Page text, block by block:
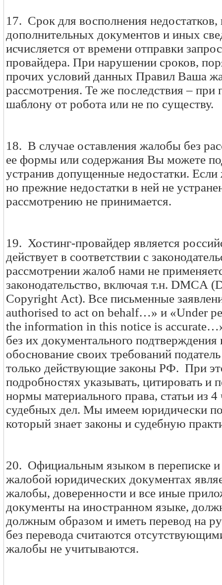
17. Срок для восполнения недостатков,
дополнительных документов и иных
исчисляется от времени отправки
провайдера. При нарушении сроков,
прочих условий данных Правил Ваша
рассмотрения. Те же последствия – при
шаблону от робота или не по существу.
18. В случае оставления жалобы без
ее формы или содержания Вы можете
устранив допущенные недостатки.
но прежние недостатки в ней не
рассмотрению не принимается.
19. Хостинг-провайдер является
действует в соответствии с
рассмотрении жалоб нами не
законодательство, включая т.н. DMCA
Copyright Act). Все письменные
authorised to act on behalf…» и «Under
the information in this notice is
без их документального
обоснование своих требований
только действующие законы РФ. При
подробностях указывать, цитировать и
нормы материального права, статьи из
судебных дел. Мы имеем юридически
который знает законы и судебную
20. Официальным языком в переписке и
жалобой юридических документах
жалобы, доверенности и все иные
документы на иностранном языке,
должным образом и иметь перевод на
без перевода считаются
жалобы не учитываются.